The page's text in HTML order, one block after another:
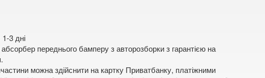
1-3 дні
переднього бамперу з авторозборки з гарантією на
можна здійснити на картку Приватбанку, платіжними